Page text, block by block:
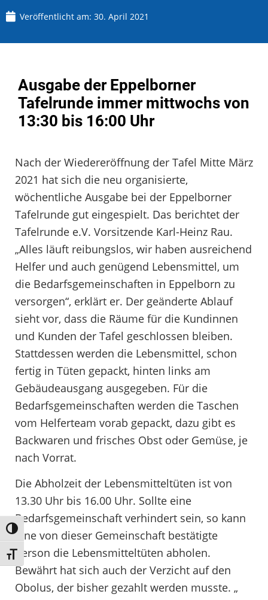
Umschalten auf hohe Kontraste
Schrift vergrößern
Veröffentlicht am: 30. April 2021
Ausgabe der Eppelborner
Tafelrunde immer mittwochs von
13:30 bis 16:00 Uhr
Nach der Wiedereröffnung der Tafel Mitte März
2021 hat sich die neu organisierte,
wöchentliche Ausgabe bei der Eppelborner
Tafelrunde gut eingespielt. Das berichtet der
Tafelrunde e.V. Vorsitzende Karl-Heinz Rau.
„Alles läuft reibungslos, wir haben ausreichend
Helfer und auch genügend Lebensmittel, um
die Bedarfsgemeinschaften in Eppelborn zu
versorgen“, erklärt er. Der geänderte Ablauf
sieht vor, dass die Räume für die Kundinnen
und Kunden der Tafel geschlossen bleiben.
Stattdessen werden die Lebensmittel, schon
fertig in Tüten gepackt, hinten links am
Gebäudeausgang ausgegeben. Für die
Bedarfsgemeinschaften werden die Taschen
vom Helferteam vorab gepackt, dazu gibt es
Backwaren und frisches Obst oder Gemüse, je
nach Vorrat.
Die Abholzeit der Lebensmitteltüten ist von
13.30 Uhr bis 16.00 Uhr. Sollte eine
Bedarfsgemeinschaft verhindert sein, so kann
eine von dieser Gemeinschaft bestätigte
Person die Lebensmitteltüten abholen.
Bewährt hat sich auch der Verzicht auf den
Obolus, der bisher gezahlt werden musste. „